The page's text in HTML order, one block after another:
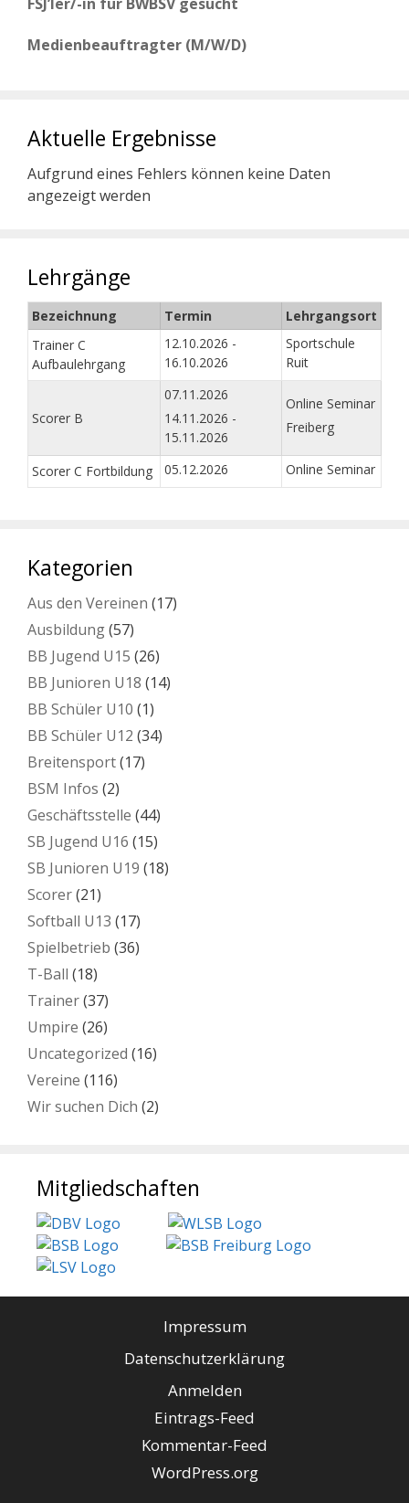
Medienbeauftragter (M/W/D)
Aktuelle Ergebnisse
Aufgrund eines Fehlers können keine Daten
angezeigt werden
Lehrgänge
Bezeichnung Termin
Lehrgangsort
Trainer C
Aufbaulehrgang
12.10.2026 -
16.10.2026
Sportschule
Ruit
Scorer B
07.11.2026
14.11.2026 -
15.11.2026
Online Seminar
Freiberg
Scorer C Fortbildung 05.12.2026 Online Seminar
Kategorien
Aus den Vereinen (17)
Ausbildung(57)
BB Jugend U15 (26)
BB Junioren U18 (14)
BB Schüler U10 (1)
BB Schüler U12 (34)
Breitensport(17)
BSM Infos (2)
Geschäftsstelle (44)
SB Jugend U16 (15)
SB Junioren U19 (18)
Scorer(21)
Softball U13 (17)
Spielbetrieb (36)
T-Ball (18)
Trainer(37)
Umpire (26)
Uncategorized (16)
Vereine (116)
Wir suchen Dich (2)
Mitgliedschaften
Impressum
Datenschutzerklärung
Anmelden
Eintrags-Feed
Kommentar-Feed
WordPress.org